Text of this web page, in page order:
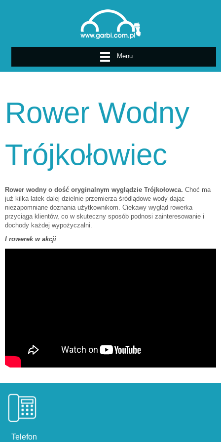
Menu
Rower Wodny
Trójkołowiec
Rower wodny o dość oryginalnym wyglądzie Trójkołowca. Choć ma
już kilka latek dalej dzielnie przemierza śródlądowe wody dając
niezapomniane doznania użytkownikom. Ciekawy wygląd rowerka
przyciąga klientów, co w skuteczny sposób podnosi zainteresowanie i
dochody każdej wypożyczalni.
I rowerek w akcji :
Telefon